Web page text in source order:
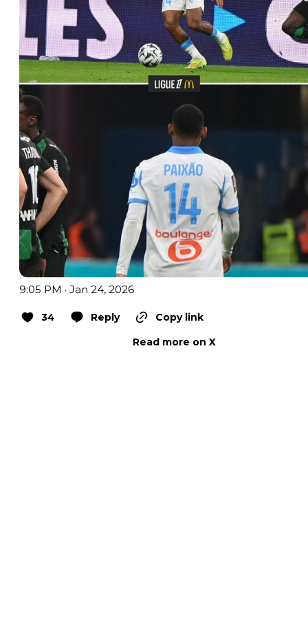
9:05 PM · Jan 24, 2026
34 Reply
Copy link
Read more on X